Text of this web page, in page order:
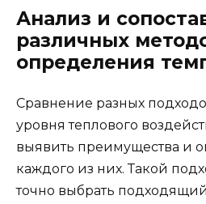
Анализ и
различных
определения
Сравнение разных
уровня теплового
выявить преимущества и
каждого из них. Такой
точно выбрать